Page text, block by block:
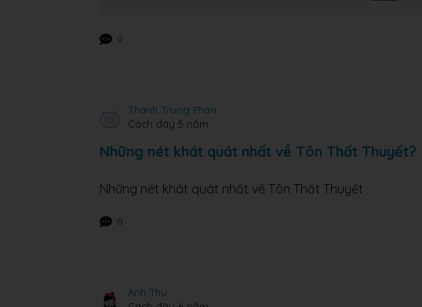
0
Thành Trung Phan
Cách đây 5 năm
Những nét khát quát nhất về Tôn Thất Thuyết?
Những nét khát quát nhất về Tôn Thất Thuyết
0
Anh Thu